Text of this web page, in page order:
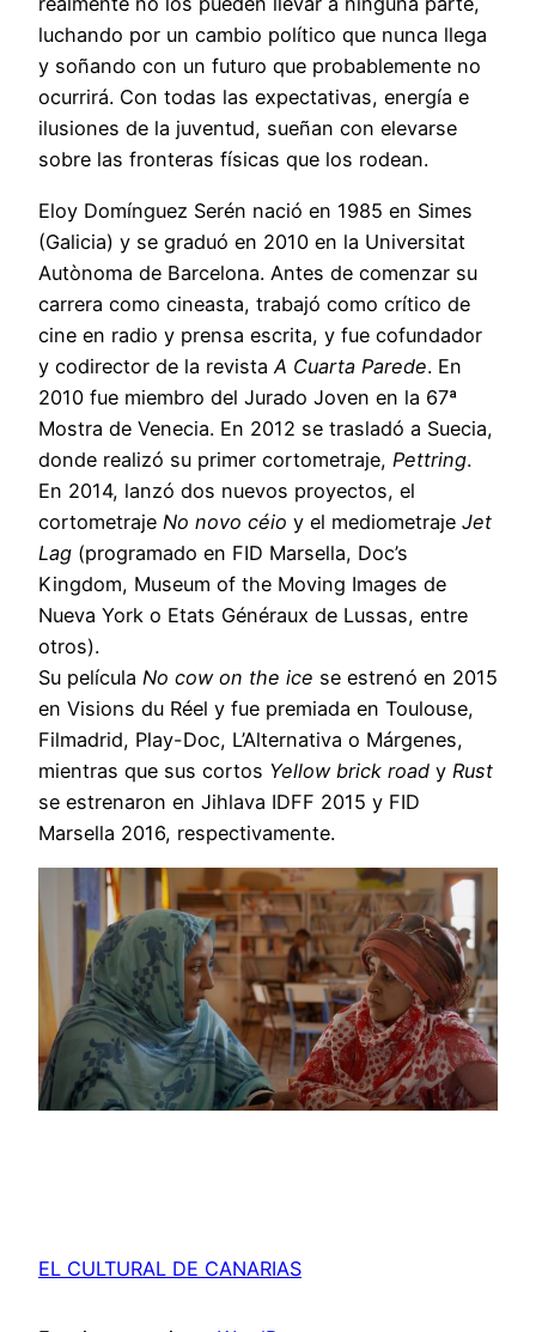
luchando por un cambio político que nunca llega
y soñando con un futuro que probablemente no
ocurrirá. Con todas las expectativas, energía e
ilusiones de la juventud, sueñan con elevarse
sobre las fronteras físicas que los rodean.
Eloy Domínguez Serén nació en 1985 en Simes
(Galicia) y se graduó en 2010 en la Universitat
Autònoma de Barcelona. Antes de comenzar su
carrera como cineasta, trabajó como crítico de
cine en radio y prensa escrita, y fue cofundador
y codirector de la revista A Cuarta Parede. En
2010 fue miembro del Jurado Joven en la 67ª
Mostra de Venecia. En 2012 se trasladó a Suecia,
donde realizó su primer cortometraje, Pettring.
En 2014, lanzó dos nuevos proyectos, el
cortometraje No novo céio y el mediometraje Jet
Lag (programado en FID Marsella, Doc’s
Kingdom, Museum of the Moving Images de
Nueva York o Etats Généraux de Lussas, entre
otros).
Su película No cow on the ice se estrenó en 2015
en Visions du Réel y fue premiada en Toulouse,
Filmadrid, Play-Doc, L’Alternativa o Márgenes,
mientras que sus cortos Yellow brick road y Rust
se estrenaron en Jihlava IDFF 2015 y FID
Marsella 2016, respectivamente.
EL CULTURAL DE CANARIAS